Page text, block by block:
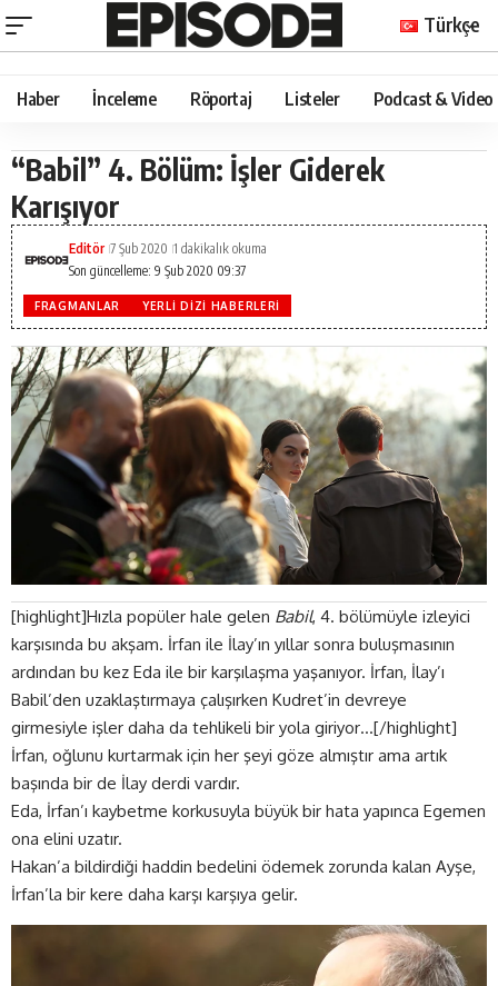
Türkçe
Haber İnceleme Röportaj Listeler Podcast & Video
“Babil” 4. Bölüm: İşler Giderek
Karışıyor
Son güncelleme: 9 Şub 2020 09:37
Editör 7 Şub 2020 1 dakikalık okuma
FRAGMANLAR YERLI DIZI HABERLERI
[highlight]Hızla popüler hale gelen Babil, 4. bölümüyle izleyici
karşısında bu akşam. İrfan ile İlay’ın yıllar sonra buluşmasının
ardından bu kez Eda ile bir karşılaşma yaşanıyor. İrfan, İlay’ı
Babil’den uzaklaştırmaya çalışırken Kudret’in devreye
girmesiyle işler daha da tehlikeli bir yola giriyor…[/highlight]
İrfan, oğlunu kurtarmak için her şeyi göze almıştır ama artık
başında bir de İlay derdi vardır.
Eda, İrfan’ı kaybetme korkusuyla büyük bir hata yapınca Egemen
ona elini uzatır.
Hakan’a bildirdiği haddin bedelini ödemek zorunda kalan Ayşe,
İrfan’la bir kere daha karşı karşıya gelir.